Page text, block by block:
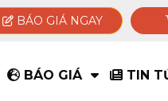
BÁO GIÁ NGAY
BÁO GIÁ TIN